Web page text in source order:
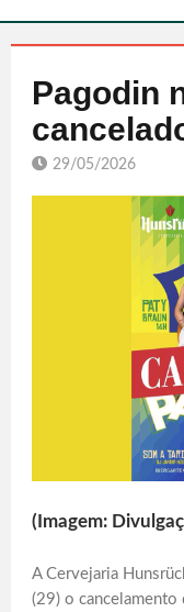
Pagodin
29/05/2026
(Imagem:
A Cervejaria
(29) o